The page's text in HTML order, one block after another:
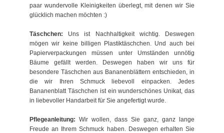
paar wundervolle Kleinigkeiten überlegt, mit denen wir Sie
glücklich machen möchten :)
Täschchen: Uns ist Nachhaltigkeit wichtig. Deswegen
mögen wir keine billigen Plastiktäschchen. Und auch bei
Papierverpackungen müssen unter Umständen unnötig
Bäume gefällt werden. Deswegen haben wir uns für
besondere Täschchen aus Bananenblättern entschieden, in
die wir Ihren Schmuck liebevoll einpacken. Jedes
Bananenblatt Täschchen ist ein wunderschönes Unikat, das
in liebevoller Handarbeit für Sie angefertigt wurde.
Pflegeanleitung: Wir wollen, dass Sie ganz, ganz lange
Freude an Ihrem Schmuck haben. Deswegen erhalten Sie